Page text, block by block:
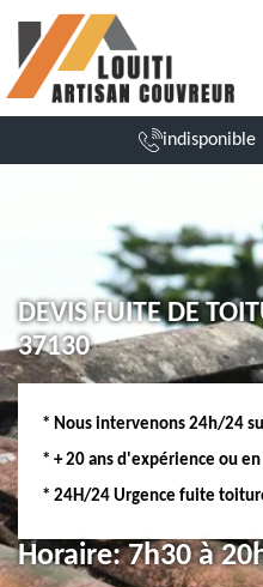
indisponible
DEVIS FUITE DE
37130
* Nous intervenons 24h/24
* + 20 ans d'expérience ou
* 24H/24 Urgence fuite
Horaire:7h30 à